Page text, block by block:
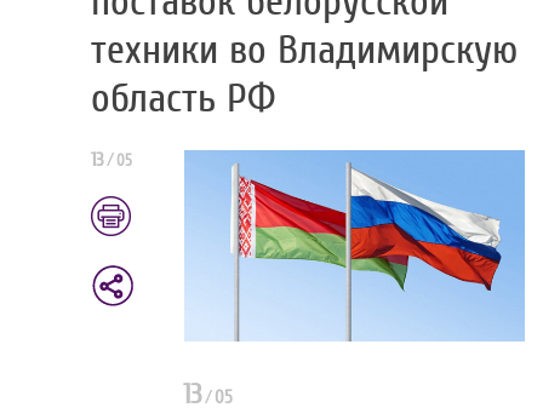
техники во Владимирскую
область РФ
13/ 05
13/05